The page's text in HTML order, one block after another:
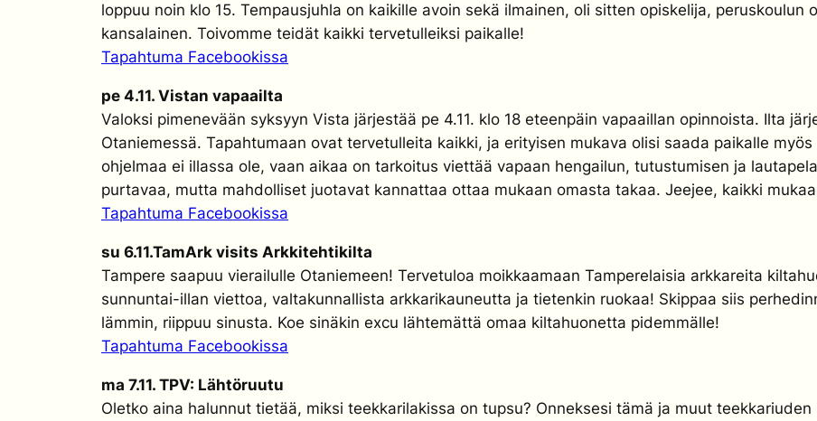
loppuu noin klo 15. Tempausjuhla on kaikille avoin sekä ilmainen, oli sitten opiskelija, peruskoulun
kansalainen. Toivomme teidät kaikki tervetulleiksi paikalle!
Tapahtuma Facebookissa
pe 4.11. Vistan vapaailta
Valoksi pimenevään syksyyn Vista järjestää pe 4.11. klo 18 eteenpäin vapaaillan opinnoista. Ilta
Otaniemessä. Tapahtumaan ovat tervetulleita kaikki, ja erityisen mukava olisi saada paikalle
ohjelmaa ei illassa ole, vaan aikaa on tarkoitus viettää vapaan hengailun, tutustumisen ja
purtavaa, mutta mahdolliset juotavat kannattaa ottaa mukaan omasta takaa. Jeejee, kaikki
Tapahtuma Facebookissa
su 6.11.TamArk visits Arkkitehtikilta
Tampere saapuu vierailulle Otaniemeen! Tervetuloa moikkaamaan Tamperelaisia arkkareita
sunnuntai-illan viettoa, valtakunnallista arkkarikauneutta ja tietenkin ruokaa! Skippaa siis
lämmin, riippuu sinusta. Koe sinäkin excu lähtemättä omaa kiltahuonetta pidemmälle!
Tapahtuma Facebookissa
ma 7.11. TPV: Lähtöruutu
Oletko aina halunnut tietää, miksi teekkarilakissa on tupsu? Onneksesi tämä ja muut